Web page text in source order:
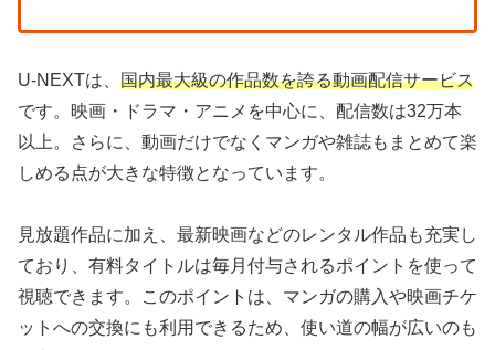
U-NEXTは、 国内最大級の作品数を誇る動画配信サービス
です。映画・ドラマ・アニメを中心に、配信数は32万本
以上。さらに、動画だけでなくマンガや雑誌もまとめて楽
しめる点が大きな特徴となっています。
見放題作品に加え、最新映画などのレンタル作品も充実し
ており、有料タイトルは毎月付与されるポイントを使って
視聴できます。このポイントは、マンガの購入や映画チケ
ットへの交換にも利用できるため、使い道の幅が広いのも